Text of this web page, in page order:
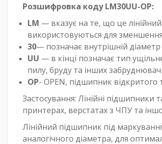
Розшифровка коду LM30UU-OP:
LM — вказує на те, що це
використовуються для
30— позначає внутрішній
UU — в кінці позначає тип
пилу, бруду та інших
ОР- OPEN, підшипник відкритого
Застосування: Лінійні
принтерах, верстатах з ЧПУ та
Лінійний підшипник під
аналогічного діаметра, для